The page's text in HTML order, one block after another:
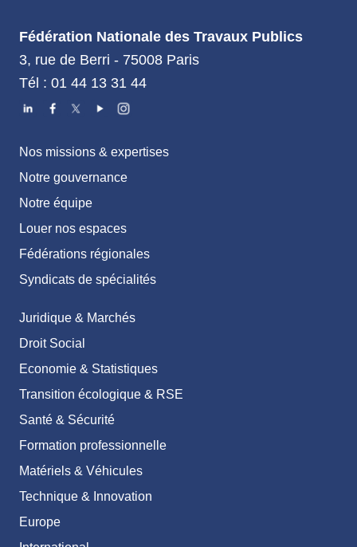
Fédération Nationale des Travaux Publics
3, rue de Berri - 75008 Paris
Tél : 01 44 13 31 44
Nos missions & expertises
Notre gouvernance
Notre équipe
Louer nos espaces
Fédérations régionales
Syndicats de spécialités
Juridique & Marchés
Droit Social
Economie & Statistiques
Transition écologique & RSE
Santé & Sécurité
Formation professionnelle
Matériels & Véhicules
Technique & Innovation
Europe